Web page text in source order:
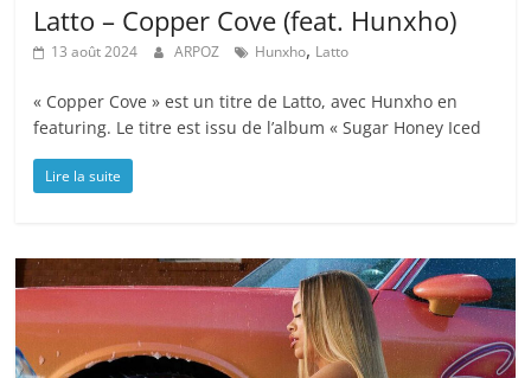
Latto – Copper Cove (feat. Hunxho)
13 août 2024 ARPOZ Hunxho, Latto
« Copper Cove » est un titre de Latto, avec Hunxho en
featuring. Le titre est issu de l’album « Sugar Honey Iced
Lire la suite